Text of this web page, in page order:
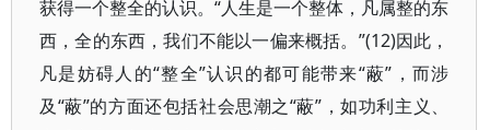
获得一个整全的认识。“人生是一个整体，凡属整的东
西，全的东西，我们不能以一偏来概括。”(12)因此，
凡是妨碍人的“整全”认识的都可能带来“蔽”，而涉
及“蔽”的方面还包括社会思潮之“蔽”，如功利主义、